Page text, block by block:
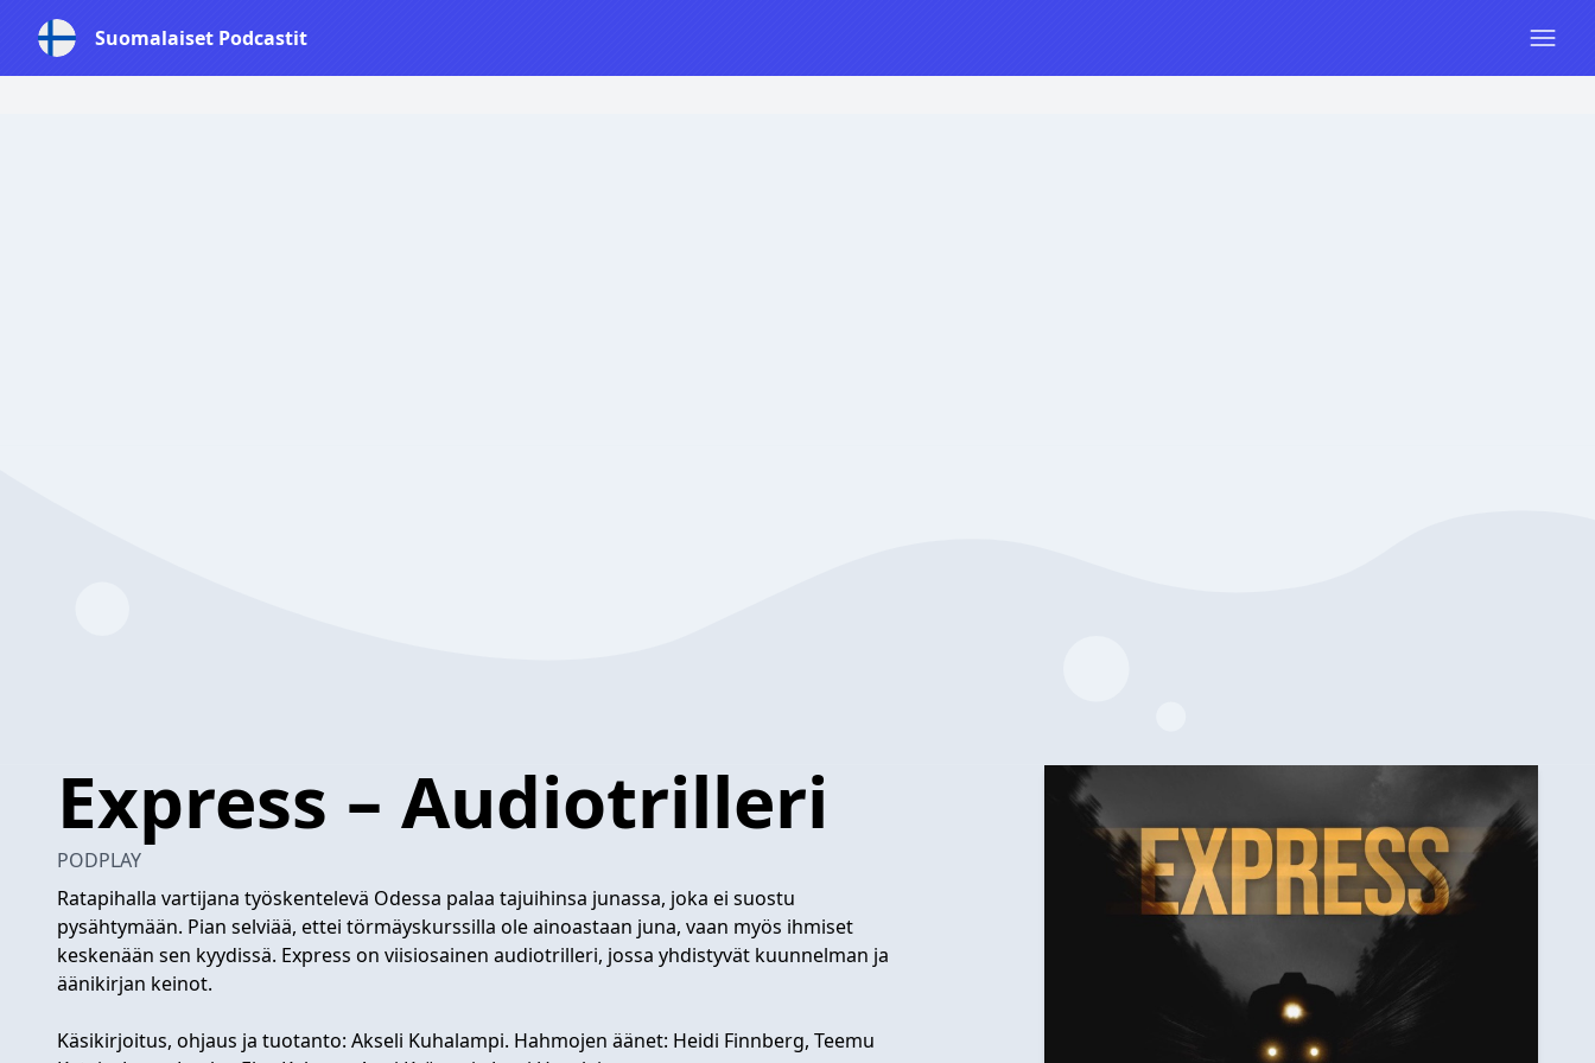
Suomalaiset Podcastit
Express – Audiotrilleri
PODPLAY
Ratapihalla vartijana työskentelevä Odessa palaa tajuihinsa junassa, joka ei suostu
pysähtymään. Pian selviää, ettei törmäyskurssilla ole ainoastaan juna, vaan myös ihmiset
keskenään sen kyydissä. Express on viisiosainen audiotrilleri, jossa yhdistyvät kuunnelman ja
äänikirjan keinot.
Käsikirjoitus, ohjaus ja tuotanto: Akseli Kuhalampi. Hahmojen äänet: Heidi Finnberg, Teemu